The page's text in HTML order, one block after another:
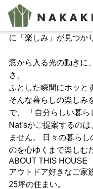
お問
HOME
Nat’s 提案型住宅 人
Nat’s 提案型住宅に込め
心から安らげる場所で
に「楽しみ」が見つか
窓から入る光の動きに
さ。
ふとした瞬間にホッと
そんな暮らしの楽しみ
で、 「自分らしい暮ら
Nat’sがご提案するの
ません。 日々の暮ら
のを心ゆくまで楽しむ
ABOUT THIS HOUSE
アウトドア好きなご家
25坪の住まい。